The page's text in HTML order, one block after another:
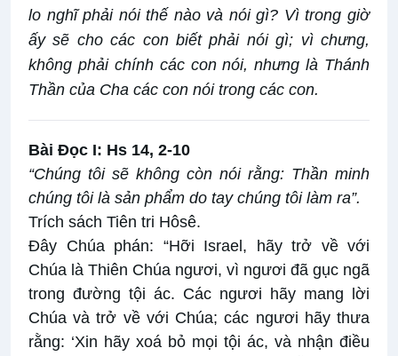
lo nghĩ phải nói thế nào và nói gì? Vì trong giờ
ấy sẽ cho các con biết phải nói gì; vì chưng,
không phải chính các con nói, nhưng là Thánh
Thần của Cha các con nói trong các con.
Bài Ðọc I: Hs 14, 2-10
“Chúng tôi sẽ không còn nói rằng: Thần minh
chúng tôi là sản phẩm do tay chúng tôi làm ra”.
Trích sách Tiên tri Hôsê.
Ðây Chúa phán: “Hỡi Israel, hãy trở về với
Chúa là Thiên Chúa ngươi, vì ngươi đã gục ngã
trong đường tội ác. Các ngươi hãy mang lời
Chúa và trở về với Chúa; các ngươi hãy thưa
rằng: ‘Xin hãy xoá bỏ mọi tội ác, và nhận điều